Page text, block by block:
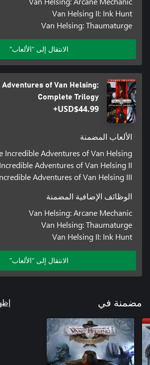
Van Helsing II: Ink Hunt
Van Helsing: Thaumaturge
الانتقال إلى "الألعاب"
of Van Helsing:
Complete Trilogy
USD$44.99+
الألعاب المضمنة
Incredible Adventures of Van Helsing
Adventures of Van Helsing II
Adventures of Van Helsing III
الوظائف الإضافية المضمنة
Van Helsing: Arcane Mechanic
Van Helsing: Thaumaturge
Van Helsing II: Ink Hunt
الانتقال إلى "الألعاب"
مضمنة في